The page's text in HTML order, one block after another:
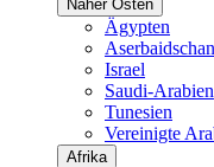
Naher Osten
Ägypten
Aserbaidschan
Israel
Saudi-Arabien
Tunesien
Vereinigte
Afrika